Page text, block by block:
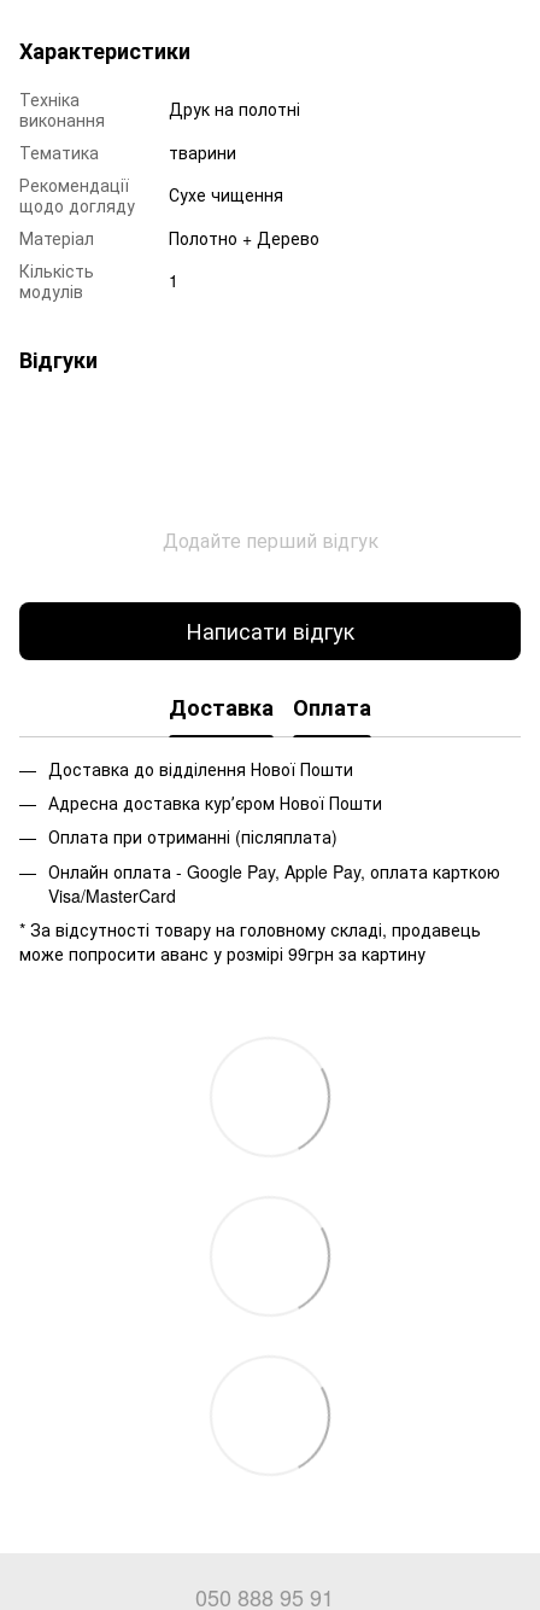
Характеристики
Техніка
виконання
Друк на полотні
Тематика
тварини
Рекомендації
щодо догляду
Сухе чищення
Матеріал
Полотно + Дерево
Кількість
модулів
1
Відгуки
Додайте перший відгук
Написати відгук
Доставка Оплата
Доставка до відділення Нової Пошти
Адресна доставка курʼєром Нової Пошти
Оплата при отриманні (післяплата)
Онлайн оплата - Google Pay, Apple Pay, оплата карткою
Visa/MasterCard
* За відсутності товару на головному складі, продавець
може попросити аванс у розмірі 99грн за картину
050 888 95 91